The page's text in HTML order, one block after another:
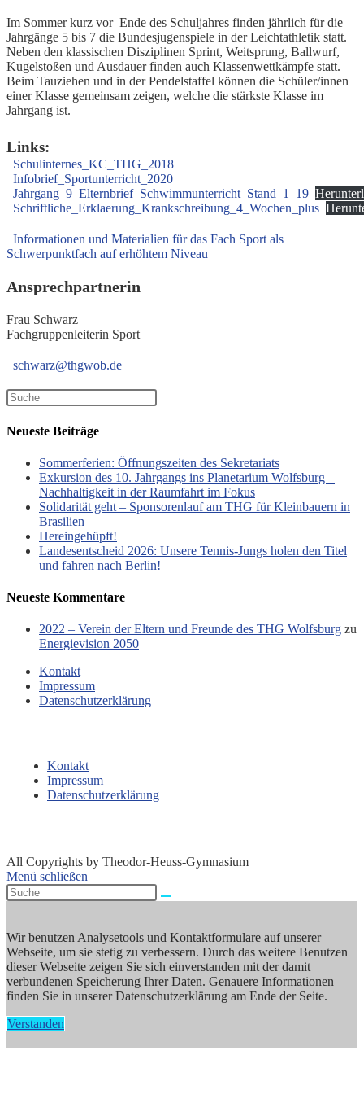
Im Sommer kurz vor Ende des Schuljahres finden jährlich für die
Jahrgänge 5 bis 7 die Bundesjugenspiele in der Leichtathletik statt.
Neben den klassischen Disziplinen Sprint, Weitsprung, Ballwurf,
Kugelstoßen und Ausdauer finden auch Klassenwettkämpfe statt.
Beim Tauziehen und in der Pendelstaffel können die Schüler/innen
einer Klasse gemeinsam zeigen, welche die stärkste Klasse im
Jahrgang ist.
Links:
Schulinternes_KC_THG_2018
Infobrief_Sportunterricht_2020
Jahrgang_9_Elternbrief_Schwimmunterricht_Stand_1_19
Schriftliche_Erklaerung_Krankschreibung_4_Wochen_plus
Informationen und Materialien für das Fach Sport als
Schwerpunktfach auf erhöhtem Niveau
Ansprechpartnerin
Frau Schwarz
Fachgruppenleiterin Sport
schwarz@thgwob.de
Neueste Beiträge
Sommerferien: Öffnungszeiten des Sekretariats
Exkursion des 10. Jahrgangs ins Planetarium Wolfsburg –
Nachhaltigkeit in der Raumfahrt im Fokus
Solidarität geht – Sponsorenlauf am THG für Kleinbauern in
Brasilien
Hereingehüpft!
Landesentscheid 2026: Unsere Tennis‑Jungs holen den Titel
und fahren nach Berlin!
Neueste Kommentare
2022 – Verein der Eltern und Freunde des THG Wolfsburg zu
Energievision 2050
Kontakt
Impressum
Datenschutzerklärung
Kontakt
Impressum
Datenschutzerklärung
All Copyrights by Theodor-Heuss-Gymnasium
Menü schließen
Wir benutzen Analysetools und Kontaktformulare auf unserer
Webseite, um sie stetig zu verbessern. Durch das weitere Benutzen
dieser Webseite zeigen Sie sich einverstanden mit der damit
verbundenen Speicherung Ihrer Daten. Genauere Informationen
finden Sie in unserer Datenschutzerklärung am Ende der Seite.
Verstanden